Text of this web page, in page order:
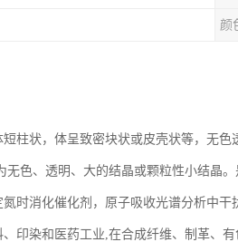
颜
柱状，体呈致密块状或皮壳状等，无
色、透明、大的结晶或颗粒性小结晶。
时消化催化剂，原子吸收光谱分析中干
印染和医药工业,在合成纤维、制革、